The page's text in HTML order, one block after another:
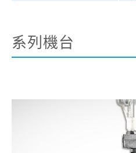
系列機台